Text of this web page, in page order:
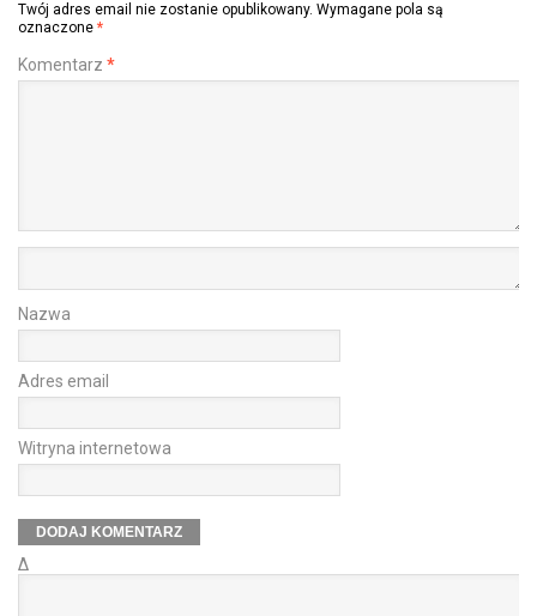
Twój adres email nie zostanie opublikowany. Wymagane pola są
oznaczone *
Komentarz *
Nazwa
Adres email
Witryna internetowa
Δ